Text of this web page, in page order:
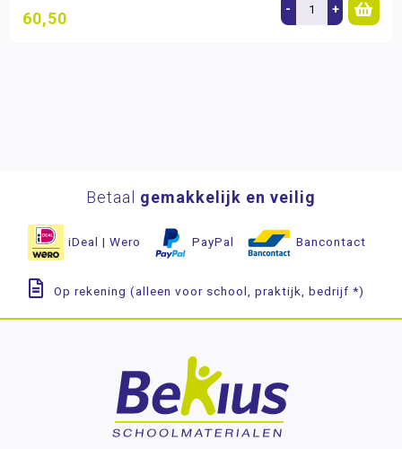
60,50 - +
Betaal gemakkelijk en veilig
iDeal | Wero PayPal Bancontact
Op rekening (alleen voor school, praktijk, bedrijf *)